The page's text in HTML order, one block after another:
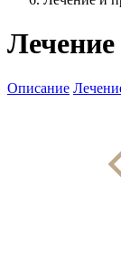
Описание